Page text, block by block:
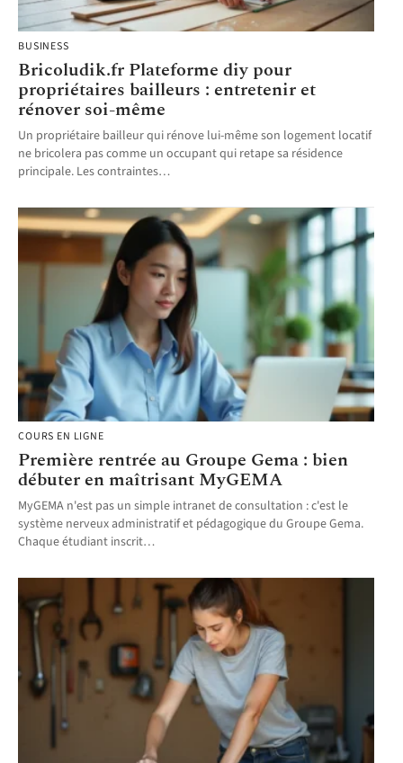
BUSINESS
Bricoludik.fr Plateforme diy pour
propriétaires bailleurs : entretenir et
rénover soi-même
Un propriétaire bailleur qui rénove lui-même son logement locatif
ne bricolera pas comme un occupant qui retape sa résidence
principale. Les contraintes…
COURS EN LIGNE
Première rentrée au Groupe Gema : bien
débuter en maîtrisant MyGEMA
MyGEMA n'est pas un simple intranet de consultation : c'est le
système nerveux administratif et pédagogique du Groupe Gema.
Chaque étudiant inscrit…